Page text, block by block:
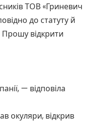
ТОВ «Гриневич
до статуту й
відкрити
— відповіла
окуляри, відкрив